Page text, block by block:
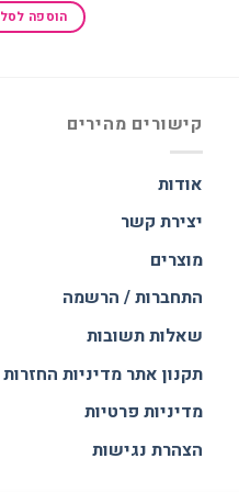
הוספה לסל
קישורים מהירים
אודות
יצירת קשר
מוצרים
התחברות / הרשמה
שאלות תשובות
תקנון אתר מדיניות החזרות
מדיניות פרטיות
הצהרת נגישות